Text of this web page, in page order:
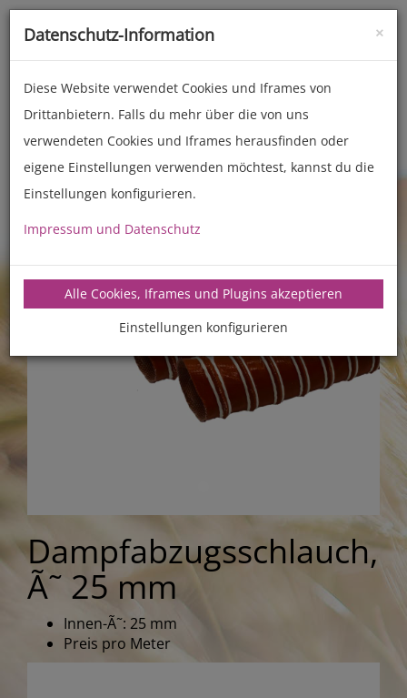
Toggle
Dampfabzugsschlauch,
Ã˜ 25 mm
Innen-Ã˜: 25 mm
Preis pro Meter
×
Datenschutz-Information
Diese Website verwendet Cookies und Iframes von
Drittanbietern. Falls du mehr über die von uns
verwendeten Cookies und Iframes herausfinden oder
eigene Einstellungen verwenden möchtest, kannst du die
Einstellungen konfigurieren.
Impressum und Datenschutz
Alle Cookies, Iframes und Plugins akzeptieren
Einstellungen konfigurieren